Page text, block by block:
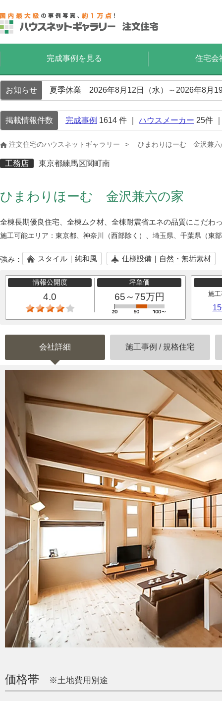
完成事例を見る 住宅会
お知らせ 夏季休業 2026年8月12日（水）～2026年8月
掲載情報件数 完成事例 1614 件 ｜ ハウスメーカー 25件
注文住宅のハウスネットギャラリー ひまわりほーむ 金沢兼六
工務店 東京都練馬区関町南
ひまわりほーむ 金沢兼六の家
全棟長期優良住宅、全棟ムク材、全棟耐震省エネの品質にこだわ
施工可能エリア： 東京都、神奈川（西部除く）、埼玉県、千葉県（東
強み： スタイル｜純和風 仕様設備｜自然・無垢素材
情報公開度
4.0
坪単価
65～75万円 施
会社詳細 施工事例 / 規格住宅
価格帯 ※土地費用別途